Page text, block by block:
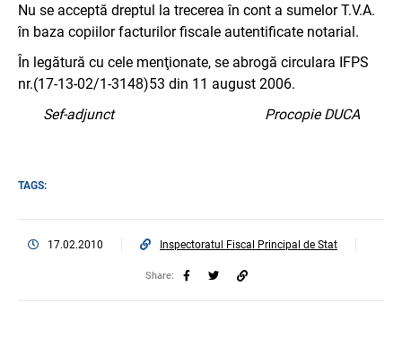
Nu se acceptă dreptul la trecerea în cont a sumelor T.V.A.
în baza copiilor facturilor fiscale autentificate notarial.
În legătură cu cele menţionate, se abrogă circulara IFPS
nr.(17-13-02/1-3148)53 din 11 august 2006.
Sef-adjunct Procopie DUCA
TAGS:
17.02.2010 Inspectoratul Fiscal Principal de Stat
Share: